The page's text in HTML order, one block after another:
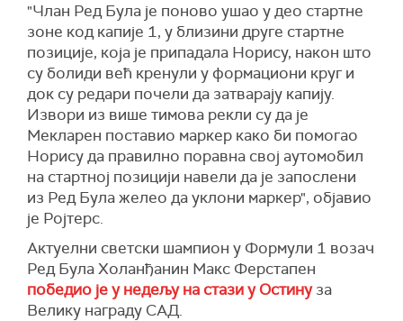
"Члан Ред Була је поново ушао у део стартне
зоне код капије 1, у близини друге стартне
позиције, која је припадала Норису, након што
су болиди већ кренули у формациони круг и
док су редари почели да затварају капију.
Извори из више тимова рекли су да је
Мекларен поставио маркер како би помогао
Норису да правилно поравна свој аутомобил
на стартној позицији навели да је запослени
из Ред Була желео да уклони маркер", објавио
је Ројтерс.
Актуелни светски шампион у Формули 1 возач
Ред Була Холанђанин Макс Ферстапен
победио је у недељу на стази у Остинуза
Велику награду САД.